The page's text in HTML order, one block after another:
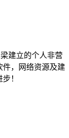
建立的个人非营
件，网络资源及建
！